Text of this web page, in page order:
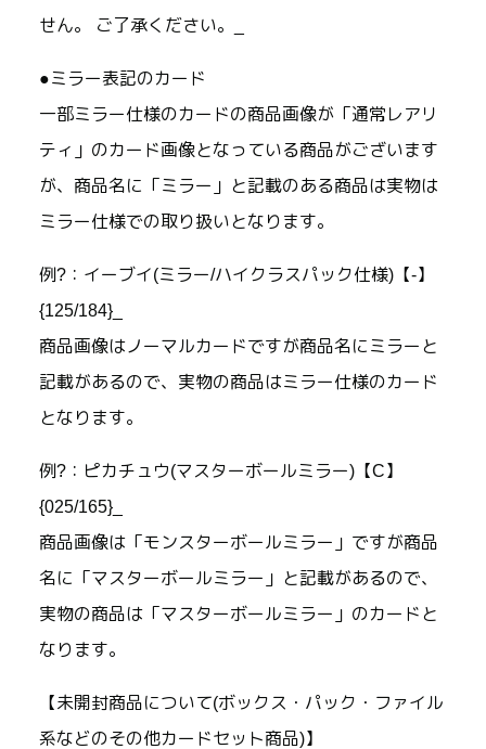
せん。 ご了承ください。_
●ミラー表記のカード
一部ミラー仕様のカードの商品画像が「通常レアリ
ティ」のカード画像となっている商品がございます
が、商品名に「ミラー」と記載のある商品は実物は
ミラー仕様での取り扱いとなります。
例?：イーブイ(ミラー/ハイクラスパック仕様)【-】
{125/184}_
商品画像はノーマルカードですが商品名にミラーと
記載があるので、実物の商品はミラー仕様のカード
となります。
例?：ピカチュウ(マスターボールミラー)【C】
{025/165}_
商品画像は「モンスターボールミラー」ですが商品
名に「マスターボールミラー」と記載があるので、
実物の商品は「マスターボールミラー」のカードと
なります。
【未開封商品について(ボックス・パック・ファイル
系などのその他カードセット商品)】